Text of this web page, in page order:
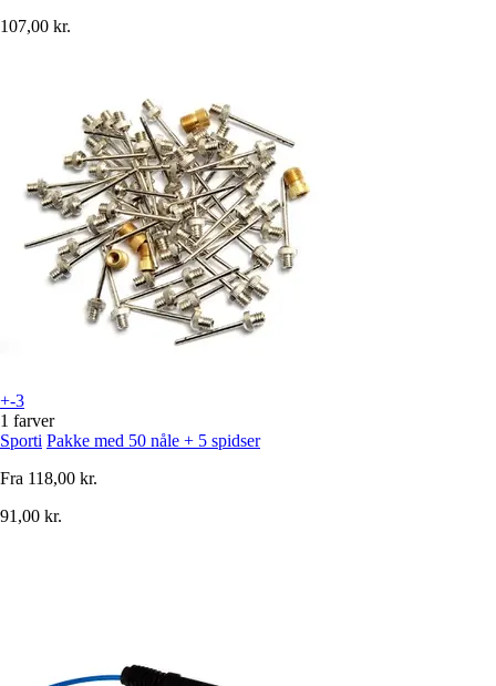
107,00 kr.
+-3
1 farver
Sporti Pakke med 50 nåle + 5 spidser
Fra 118,00 kr.
91,00 kr.